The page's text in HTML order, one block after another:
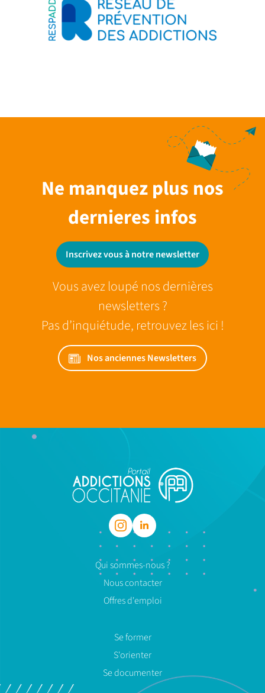
Ne manquez plus nos
dernieres infos
Inscrivez vous à notre newsletter
Vous avez loupé nos dernières
newsletters ?
Pas d’inquiétude, retrouvez les ici !
Nos anciennes Newsletters
Qui sommes-nous ?
Nous contacter
Offres d'emploi
Se former
S'orienter
Se documenter